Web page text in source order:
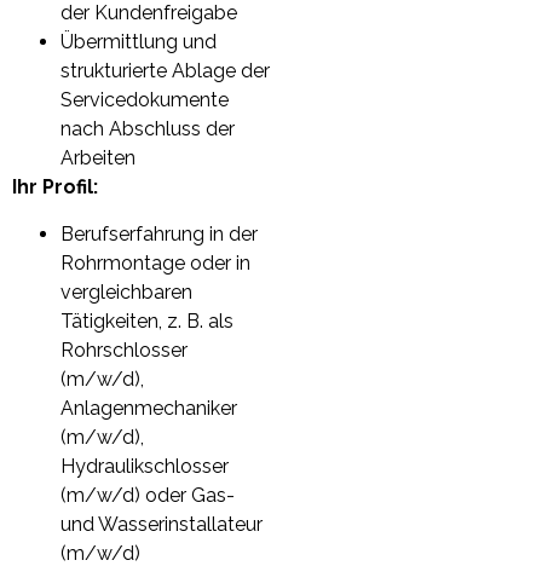
der Kundenfreigabe
Übermittlung und
strukturierte Ablage der
Servicedokumente
nach Abschluss der
Arbeiten
Ihr Profil:
Berufserfahrung in der
Rohrmontage oder in
vergleichbaren
Tätigkeiten, z. B. als
Rohrschlosser
(m/w/d),
Anlagenmechaniker
(m/w/d),
Hydraulikschlosser
(m/w/d) oder Gas-
und Wasserinstallateur
(m/w/d)